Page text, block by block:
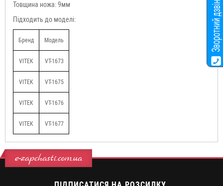
Товщина ножа: 9мм
Підходить до моделі:
Бренд Модель
VITEK VT-1673
VITEK VT-1675
VITEK VT-1676
VITEK VT-1677
e-zapchasti.com.ua